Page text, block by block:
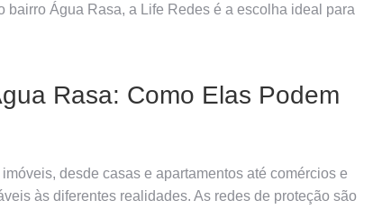
Água Rasa, a Life Redes é a escolha ideal para
Rasa: Como Elas Podem
desde casas e apartamentos até comércios e
às diferentes realidades. As redes de proteção são